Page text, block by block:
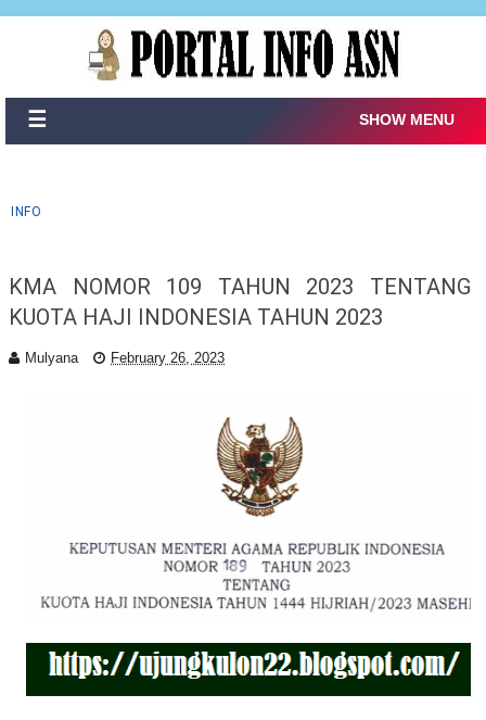
☰ SHOW MENU
INFO
KMA NOMOR 109 TAHUN 2023 TENTANG
KUOTA HAJI INDONESIA TAHUN 2023
Mulyana February 26, 2023